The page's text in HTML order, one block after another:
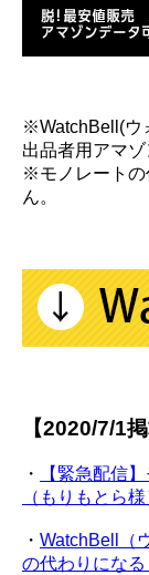
※WatchBell(ウ
出品者用アマゾ
※モノレートの
ん。
【2020/7/1
・
【緊急配信
（もりもとら様
・ WatchBell（
の代わりになる